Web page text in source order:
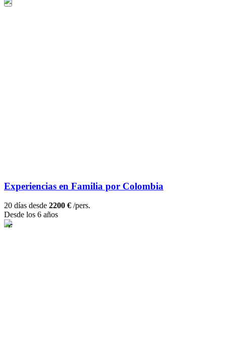
Experiencias en Familia por Colombia
20 días desde 2200 € /pers.
Desde los 6 años